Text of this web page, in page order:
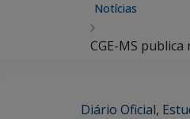
Notícias
CGE-MS
Diário Oficial,